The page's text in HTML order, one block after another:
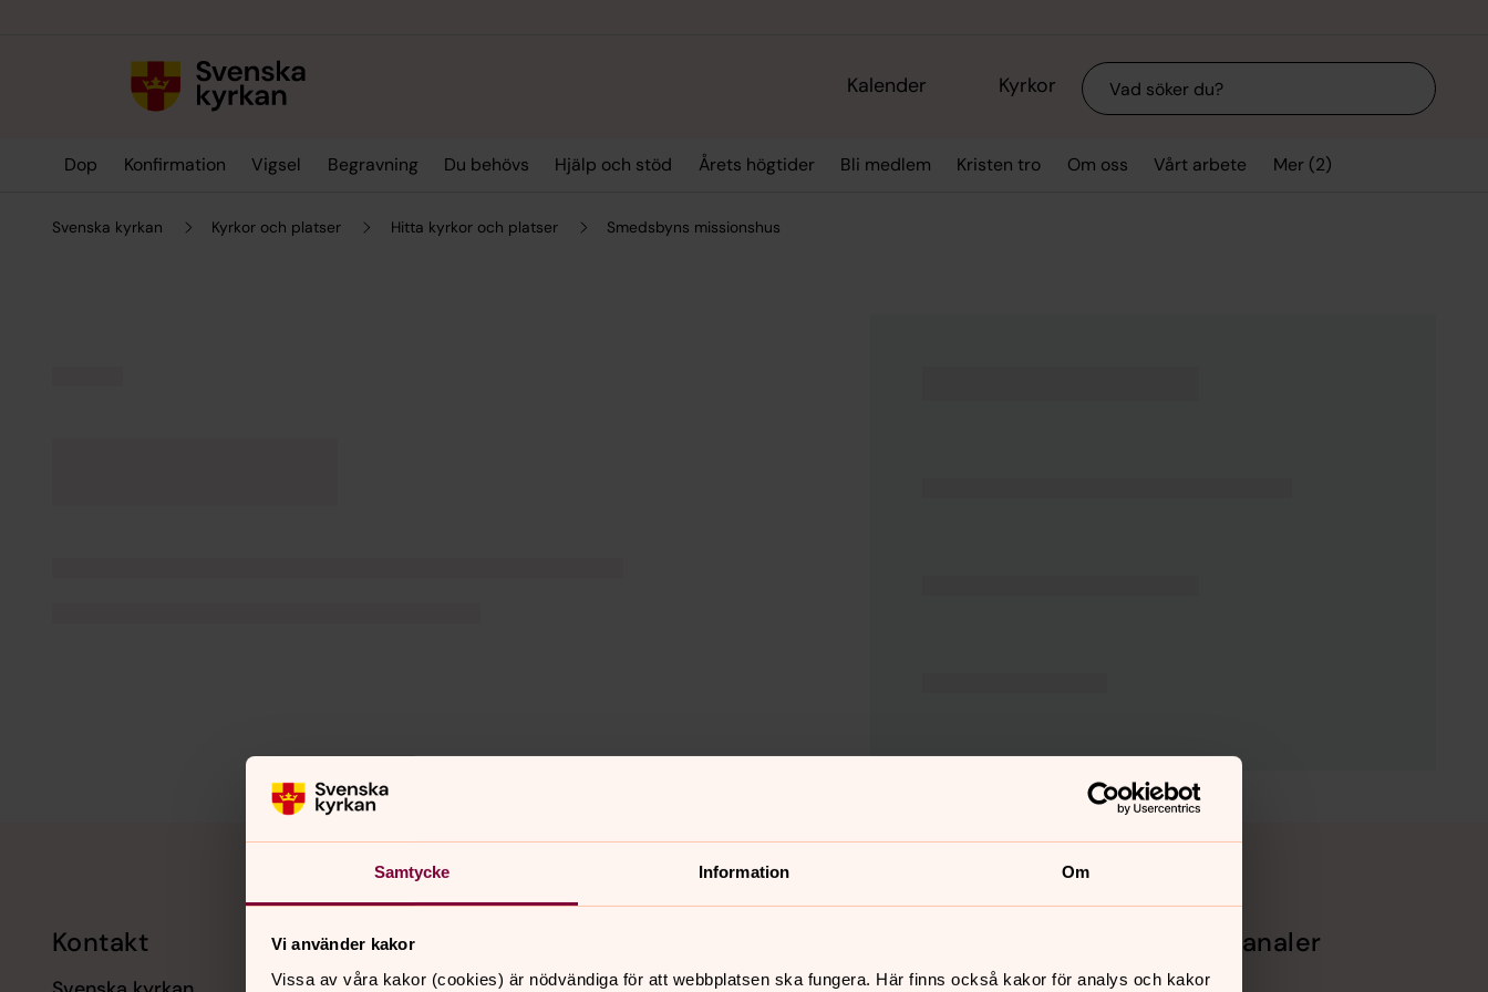
Samtycke Information Om
Vi använder kakor
Vissa av våra kakor (cookies) är nödvändiga för att webbplatsen ska fungera. Här finns också kakor för analys och kakor
Kalender Kyrkor Sök
Dop Konfirmation Vigsel Begravning Du behövs Hjälp och stöd Årets högtider Bli medlem Kristen tro Om oss Vårt arbete Mer (2)
Svenska kyrkan Kyrkor och platser Hitta kyrkor och platser Smedsbyns missionshus
Kontakt Kalender Sociala kanaler